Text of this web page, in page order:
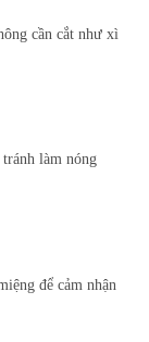
cần cắt như xì
làm nóng
để cảm nhận